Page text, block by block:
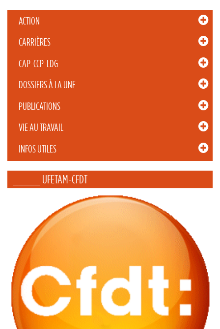
ACTION
CARRIÈRES
CAP-CCP-LDG
DOSSIERS À LA UNE
PUBLICATIONS
VIE AU TRAVAIL
INFOS UTILES
_____ UFETAM-CFDT